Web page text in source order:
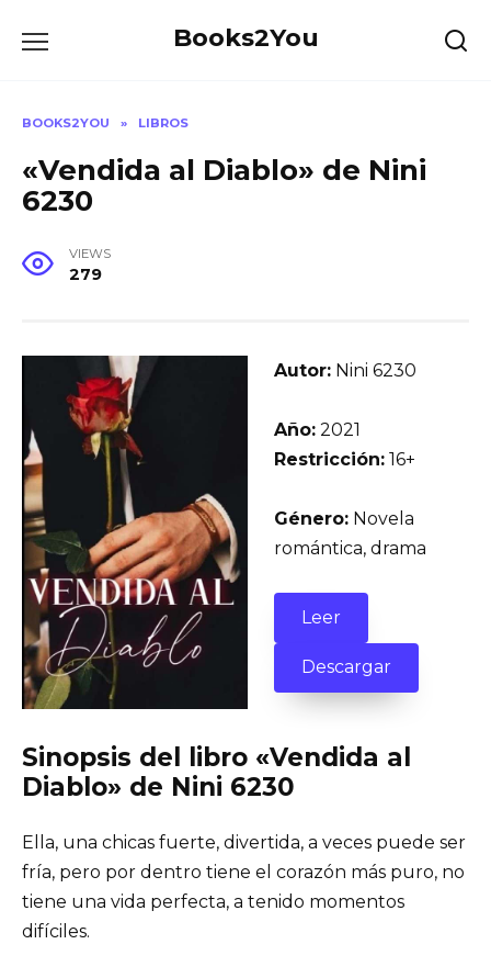
Books2You
BOOKS2YOU » LIBROS
«Vendida al Diablo» de Nini
6230
VIEWS
279
Autor: Nini 6230
Año: 2021
Restricción: 16+
Género: Novela
romántica, drama
Leer
Descargar
Sinopsis del libro «Vendida al
Diablo» de Nini 6230
Ella, una chicas fuerte, divertida, a veces puede ser
fría, pero por dentro tiene el corazón más puro, no
tiene una vida perfecta, a tenido momentos
difíciles.